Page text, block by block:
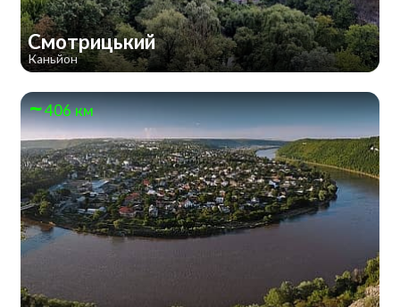
Смотрицький
Каньйон
406 км